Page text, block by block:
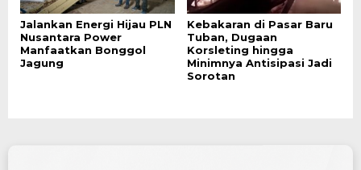
Jalankan Energi Hijau PLN
Nusantara Power
Manfaatkan Bonggol
Jagung
Kebakaran di Pasar Baru
Tuban, Dugaan
Korsleting hingga
Minimnya Antisipasi Jadi
Sorotan